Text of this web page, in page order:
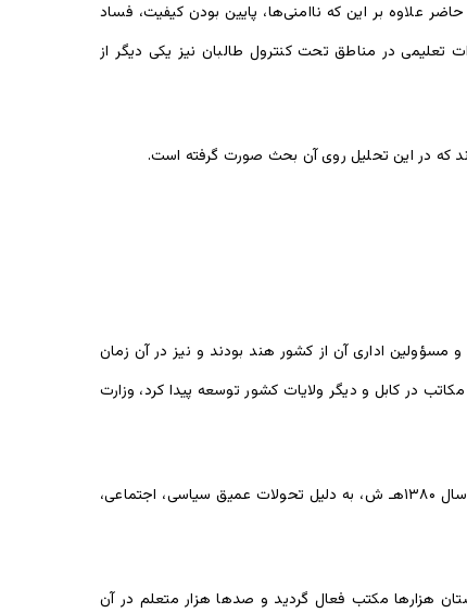
بر این که ناامنی‌ها، پایین بودن کیفیت، فساد
تعلیمی در مناطق تحت کنترول طالبان نیز یکی دیگر از
که در این تحلیل روی آن بحث صورت گرفته است.
خان تأسیس شد که معلمان و مسؤولین اداری آن از کشور هند بودند و نیز در آن زمان
در کابل و دیگر ولایات کشور توسعه پیدا کرد، وزارت
با آن که این سلسله از آغاز الی کودتای خونین کمونیستی ۷ ثور ۱۳۵۷هـ ش سیر صعودی داشت، اما بعد از آن تا حملۀ امریکا بر افغانستان در سال ۱۳۸۰هـ ش، به دلیل تحولات عمیق سیاسی، اجتماعی،
هزارها مکتب فعال گردید و صدها هزار متعلم در آن